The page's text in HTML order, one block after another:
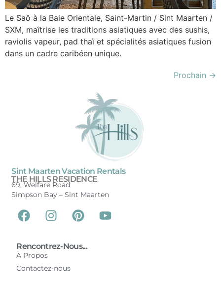
Le Saô à la Baie Orientale, Saint-Martin / Sint Maarten /
SXM, maîtrise les traditions asiatiques avec des sushis,
raviolis vapeur, pad thaï et spécialités asiatiques fusion
dans un cadre caribéen unique.
Prochain →
Sint Maarten Vacation Rentals
THE HILLS RESIDENCE
69, Welfare Road
Simpson Bay –Sint Maarten
Rencontrez-Nous...
A Propos
Contactez-nous